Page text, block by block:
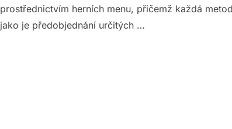
prostřednictvím herních menu, přičemž každá
jako je předobjednání určitých …